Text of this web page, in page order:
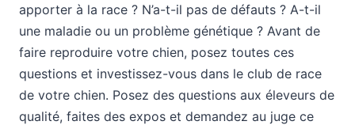
apporter à la race ? N’a-t-il pas de défauts ? A-t-il
une maladie ou un problème génétique ? Avant de
faire reproduire votre chien, posez toutes ces
questions et investissez-vous dans le club de race
de votre chien. Posez des questions aux éleveurs de
qualité, faites des expos et demandez au juge ce